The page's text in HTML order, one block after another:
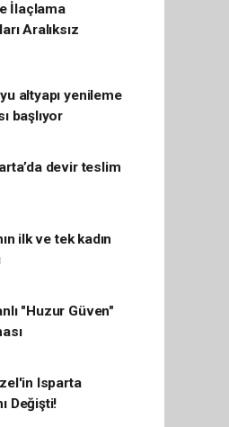
İlaçlama
Aralıksız
altyapı yenileme
başlıyor
devir teslim
ilk ve tek kadın
"Huzur Güven"
Isparta
Değişti!